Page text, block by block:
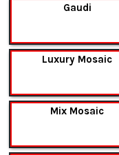
Gaudi
Luxury Mosaic
Mix Mosaic